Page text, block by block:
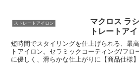
時間※温度制御のため加熱中の消費電力が
220W）※WEB画像は実際の商品とは風合い
あります。PKGサイズ:110*370*60■メーカ
内であれば商品に同梱されている納品書と
いただくことができます。お手元に届きま
いします。ご注文後のキャンセルは原則、
ストレートアイロン
マクロス ラ
トレートア
短時間でスタイリングを仕上げられる、最
トアイロン。セラミックコーティング/フロ
に優しく、滑らかな仕上がりに【商品仕様